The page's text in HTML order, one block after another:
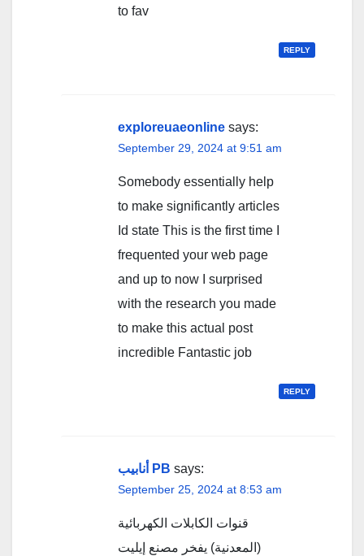
to fav
REPLY
exploreuaeonline says:
September 29, 2024 at 9:51 am
Somebody essentially help
to make significantly articles
Id state This is the first time I
frequented your web page
and up to now I surprised
with the research you made
to make this actual post
incredible Fantastic job
REPLY
أنابيب PB says:
September 25, 2024 at 8:53 am
قنوات الكابلات الكهربائية
(المعدنية) يفخر مصنع إيليت